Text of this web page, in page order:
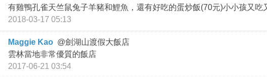
有雞鴨孔雀天竺鼠兔子羊豬和鯉魚，還有好吃的蛋炒飯(70元)小小孩又吃
2018-03-17 05:13
Maggie Kao @劍湖山渡假大飯店
雲林當地非常優質的飯店
2017-06-21 03:54